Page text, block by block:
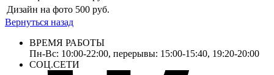
Дизайн на фото 500 руб.
Вернуться назад
ВРЕМЯ РАБОТЫ
Пн-Вс: 10:00-22:00, перерывы: 15:00-15:40, 19:20-20:00
СОЦ.СЕТИ